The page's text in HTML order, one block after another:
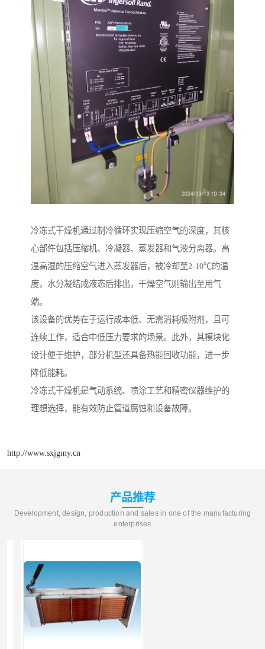
冷冻式干燥机通过制冷循环实现压缩空气的深度，其核
心部件包括压缩机、冷凝器、蒸发器和气液分离器。高
温高湿的压缩空气进入蒸发器后，被冷却至2-10℃的温
度，水分凝结成液态后排出，干燥空气则输出至用气
端。
该设备的优势在于运行成本低、无需消耗吸附剂，且可
连续工作，适合中低压力要求的场景。此外，其模块化
设计便于维护，部分机型还具备热能回收功能，进一步
降低能耗。
冷冻式干燥机是气动系统、喷涂工艺和精密仪器维护的
理想选择，能有效防止管道腐蚀和设备故障。
http://www.sxjgmy.cn
产品推荐
Development, design, production and sales in one of the manufacturing
enterprises